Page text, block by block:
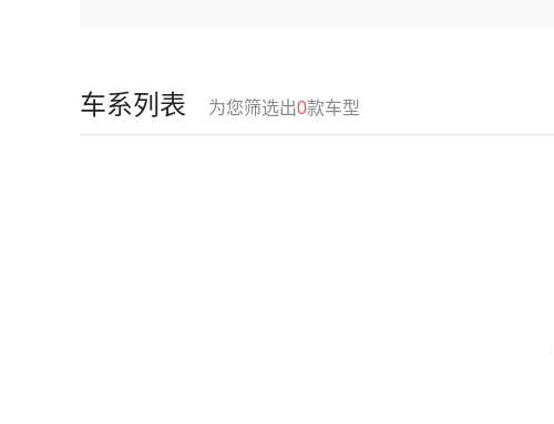
车系列表 为您筛选出0款车型